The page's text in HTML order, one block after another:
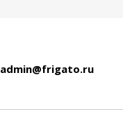
admin@frigato.ru